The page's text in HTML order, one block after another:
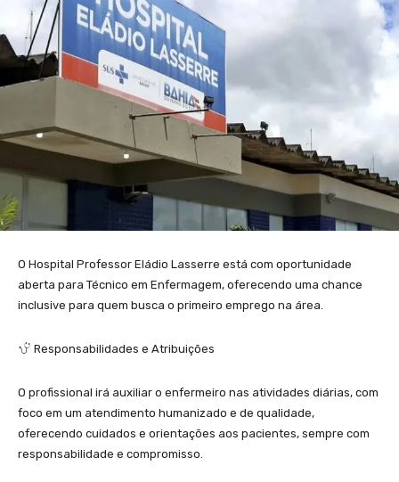
O Hospital Professor Eládio Lasserre está com oportunidade
aberta para Técnico em Enfermagem, oferecendo uma chance
inclusive para quem busca o primeiro emprego na área.
Responsabilidades e Atribuições
O profissional irá auxiliar o enfermeiro nas atividades diárias, com
foco em um atendimento humanizado e de qualidade,
oferecendo cuidados e orientações aos pacientes, sempre com
responsabilidade e compromisso.